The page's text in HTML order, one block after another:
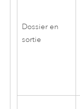
Dossier en
sortie